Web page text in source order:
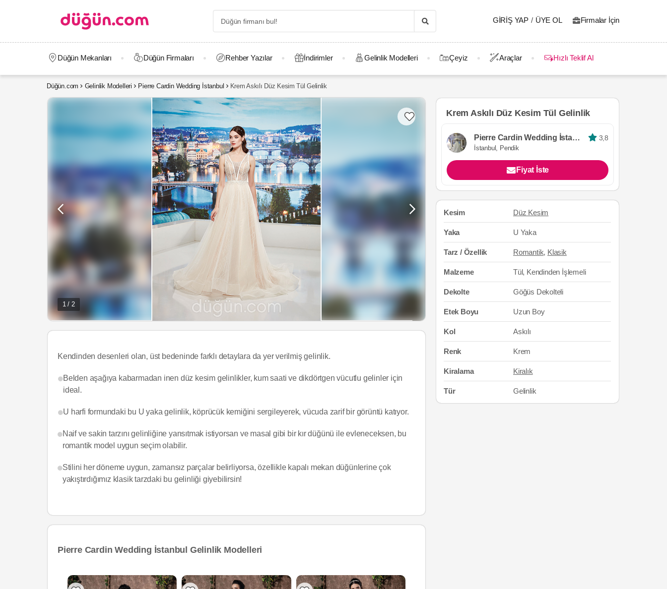
GIRIŞ YAP / ÜYE OL Firmalar İçin
Düğün Mekanları Düğün Firmaları Rehber Yazılar İndirimler Gelinlik Modelleri Çeyiz Araçlar Hızlı Teklif Al
Düğün.com Gelinlik Modelleri Pierre Cardin Wedding İstanbul Krem Askılı Düz Kesim Tül Gelinlik
1 / 2
Kendinden desenleri olan, üst bedeninde farklı detaylara da yer verilmiş gelinlik.
Belden aşağıya kabarmadan inen düz kesim gelinlikler, kum saati ve dikdörtgen vücutlu gelinler için
ideal.
U harfi formundaki bu U yaka gelinlik, köprücük kemiğini sergileyerek, vücuda zarif bir görüntü katıyor.
Naif ve sakin tarzını gelinliğine yansıtmak istiyorsan ve masal gibi bir kır düğünü ile evleneceksen, bu
romantik model uygun seçim olabilir.
Stilini her döneme uygun, zamansız parçalar belirliyorsa, özellikle kapalı mekan düğünlerine çok
yakıştırdığımız klasik tarzdaki bu gelinliği giyebilirsin!
Pierre Cardin Wedding İstanbul Gelinlik Modelleri
Krem Askılı Düz Kesim Tül Gelinlik
Pierre Cardin Wedding İstanbul 3,8
İstanbul, Pendik
Fiyat İste
Kesim Düz Kesim
Yaka U Yaka
Tarz / Özellik Romantik, Klasik
Malzeme Tül, Kendinden İşlemeli
Dekolte Göğüs Dekolteli
Etek Boyu Uzun Boy
Kol Askılı
Renk Krem
Kiralama Kiralık
Tür Gelinlik